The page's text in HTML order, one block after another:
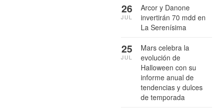
Arcor y Danone
invertirán 70 mdd en
La Serenísima
26
JUL
Mars celebra la
evolución de
Halloween con su
informe anual de
tendencias y dulces
de temporada
25
JUL